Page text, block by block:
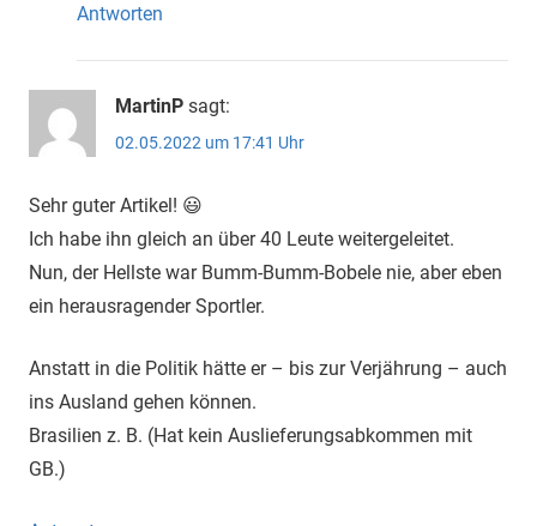
Antworten
MartinP sagt:
02.05.2022 um 17:41 Uhr
Sehr guter Artikel! 😃
Ich habe ihn gleich an über 40 Leute weitergeleitet.
Nun, der Hellste war Bumm-Bumm-Bobele nie, aber eben
ein herausragender Sportler.
Anstatt in die Politik hätte er – bis zur Verjährung – auch
ins Ausland gehen können.
Brasilien z. B. (Hat kein Auslieferungsabkommen mit
GB.)